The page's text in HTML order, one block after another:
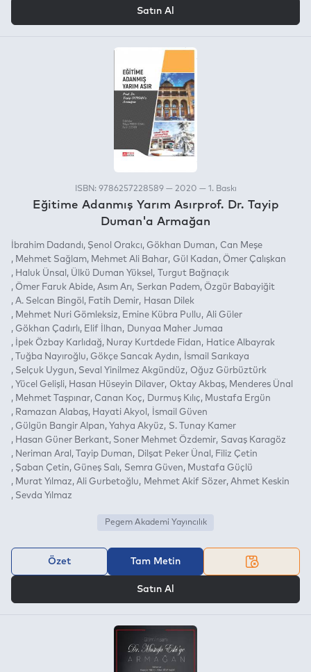
Satın Al
ISBN: 9786257228589 — 2020 — 1. Baskı
Eğitime Adanmış Yarım Asırprof. Dr. Tayip
Duman'a Armağan
İbrahim Dadandı Şenol Orakcı Gökhan Duman
Can Meşe
Mehmet Sağlam
Mehmet Ali Bahar Gül Kadan
Ömer Çalışkan
Haluk Ünsal
Ülkü Duman Yüksel
Turgut Bağrıaçık
Ömer Faruk Abide Asım Arı Serkan Padem Özgür Babayiğit
A. Selcan Bingöl
Fatih Demir
Hasan Dilek
Mehmet Nuri Gömleksiz
Emine Kübra Pullu
Ali Güler
Gökhan Çadırlı
Elif İlhan
Dunyaa Maher Jumaa
İpek Özbay Karlıdağ
Nuray Kurtdede Fidan
Hatice Albayrak
Tuğba Nayıroğlu
Gökçe Sancak Aydın
İsmail Sarıkaya
Selçuk Uygun
Seval Yinilmez Akgündüz
Oğuz Gürbüztürk
Yücel Gelişli
Hasan Hüseyin Dilaver Oktay Akbaş
Menderes Ünal
Mehmet Taşpınar Canan Koç Durmuş Kılıç
Mustafa Ergün
Ramazan Alabaş
Hayati Akyol
İsmail Güven
Gülgün Bangir Alpan
Yahya Akyüz
S. Tunay Kamer
Hasan Güner Berkant Soner Mehmet Özdemir
Savaş Karagöz
Neriman Aral
Tayip Duman Dilşat Peker Ünal
Filiz Çetin
Şaban Çetin
Güneş Salı Semra Güven
Mustafa Güçlü
Murat Yılmaz Ali Gurbetoğlu Mehmet Akif Sözer Ahmet Keskin
Sevda Yılmaz
Pegem Akademi Yayıncılık
Özet Tam Metin
Satın Al